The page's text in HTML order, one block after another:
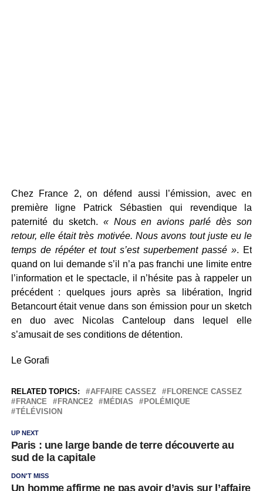
Chez France 2, on défend aussi l’émission, avec en
première ligne Patrick Sébastien qui revendique la
paternité du sketch. « Nous en avions parlé dès son
retour, elle était très motivée. Nous avons tout juste eu le
temps de répéter et tout s’est superbement passé ». Et
quand on lui demande s’il n’a pas franchi une limite entre
l’information et le spectacle, il n’hésite pas à rappeler un
précédent : quelques jours après sa libération, Ingrid
Betancourt était venue dans son émission pour un sketch
en duo avec Nicolas Canteloup dans lequel elle
s’amusait de ses conditions de détention.
Le Gorafi
RELATED TOPICS: AFFAIRE CASSEZ
FLORENCE CASSEZ
FRANCE
FRANCE2 MÉDIAS
POLÉMIQUE
TÉLÉVISION
UP NEXT
Paris : une large bande de terre découverte au
sud de la capitale
DON'T MISS
Un homme affirme ne pas avoir d’avis sur l’affaire